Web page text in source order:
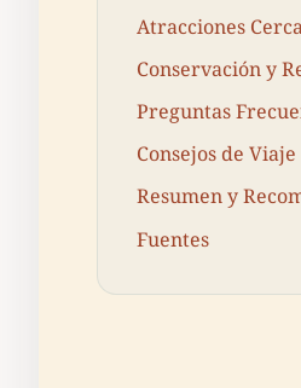
Atracciones
Conservación y
Preguntas
Consejos de Viaje
Resumen y
Fuentes